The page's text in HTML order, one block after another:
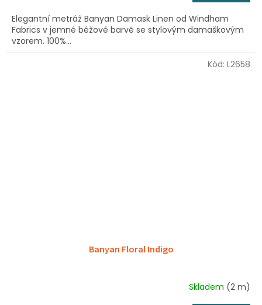
Elegantní metráž Banyan Damask Linen od Windham
Fabrics v jemné béžové barvě se stylovým damaškovým
vzorem. 100%...
Banyan Floral Indigo
Skladem (2 m)
Kód: L2658